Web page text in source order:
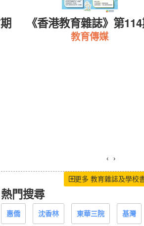
《香港教育雜誌》第
教育傳媒
‹ ›
更多 教育雜誌及學校
熱門搜尋
惠僑 沈香林 東華三院 基灣